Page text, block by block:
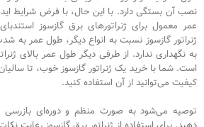
نصب آن بستگی دارد. با این حال، با فرض شرایط
ژنراتور گازسوز نسبت به انواع دیگر، طول عمر به
به نگهداری ندارد. از طرفی دیگر طول عمر بالای
است. شما با خرید یک ژنراتور گازسوز خوب، تا
کیفیت می‌توانید از آن استفاده کنید.
توصیه می‌شود به صورت منظم و دوره‌ای بازرسی